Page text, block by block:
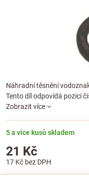
Náhradní těsnění
Tento díl odpovídá pozici
Zobrazit více
5 a více kusů skladem
21 Kč
17 Kč bez DPH